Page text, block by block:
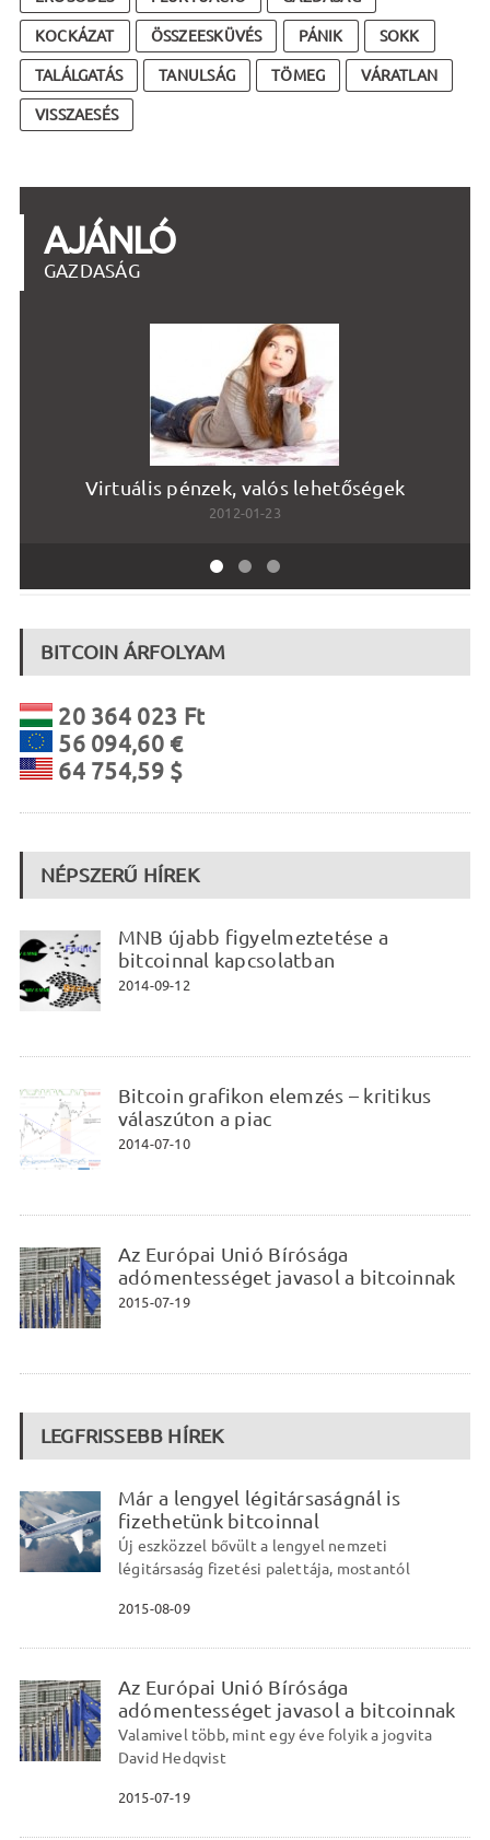
KOCKÁZAT ÖSSZEESKÜVÉS PÁNIK SOKK
TALÁLGATÁS TANULSÁG TÖMEG VÁRATLAN
VISSZAESÉS
AJÁNLÓ
GAZDASÁG
Virtuális pénzek, valós lehetőségek
2012-01-23
BITCOIN ÁRFOLYAM
20 364 023 Ft
56 094,60 €
64 754,59 $
NÉPSZERŰ HÍREK
MNB újabb figyelmeztetése a
bitcoinnal kapcsolatban
2014-09-12
Bitcoin grafikon elemzés – kritikus
válaszúton a piac
2014-07-10
Az Európai Unió Bírósága
adómentességet javasol a bitcoinnak
2015-07-19
LEGFRISSEBB HÍREK
Már a lengyel légitársaságnál is
fizethetünk bitcoinnal
Új eszközzel bővült a lengyel nemzeti
légitársaság fizetési palettája, mostantól
2015-08-09
Az Európai Unió Bírósága
adómentességet javasol a bitcoinnak
Valamivel több, mint egy éve folyik a jogvita
David Hedqvist
2015-07-19